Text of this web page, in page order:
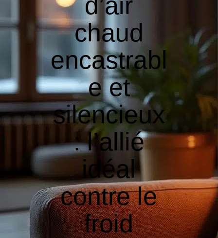
chaud
encastrabl
e et
silencieux
: l’allié
idéal
contre le
froid